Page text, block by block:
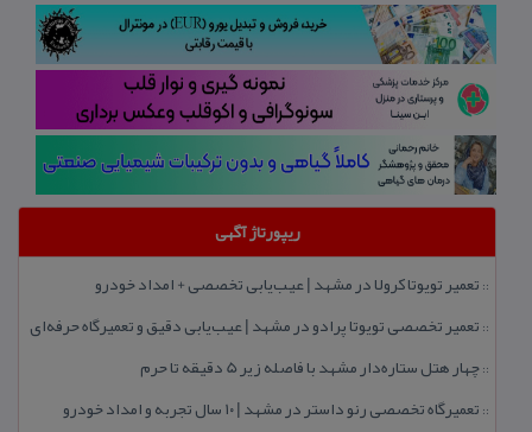
ریپورتاژ آگهی
:: تعمیر تویوتا كرولا در مشهد | عیب‌یابی تخصصی + امداد خودرو
:: تعمیر تخصصی تویوتا پرادو در مشهد | عیب‌یابی دقیق و تعمیرگاه حرفه‌ای
::چهار هتل‌ ستاره‌دار مشهد با فاصله زیر 5 دقیقه تا حرم
:: تعمیرگاه تخصصی رنو داستر در مشهد | ۱۰ سال تجربه و امداد خودرو